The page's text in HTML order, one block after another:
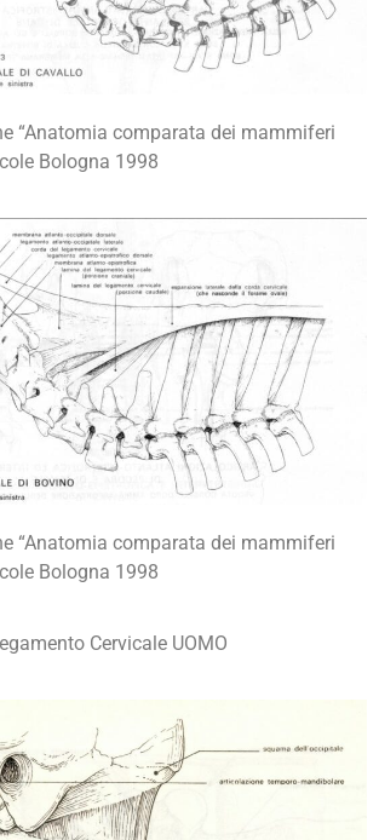
“Anatomia comparata dei mammiferi
Bologna 1998
“Anatomia comparata dei mammiferi
Bologna 1998
Cervicale UOMO